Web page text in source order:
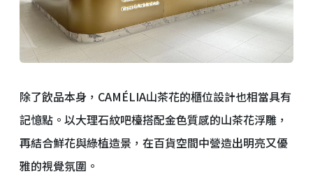
除了飲品本身，CAMÉLIA山茶花的櫃位設計也相當具有
記憶點。以大理石紋吧檯搭配金色質感的山茶花浮雕，
再結合鮮花與綠植造景，在百貨空間中營造出明亮又優
雅的視覺氛圍。